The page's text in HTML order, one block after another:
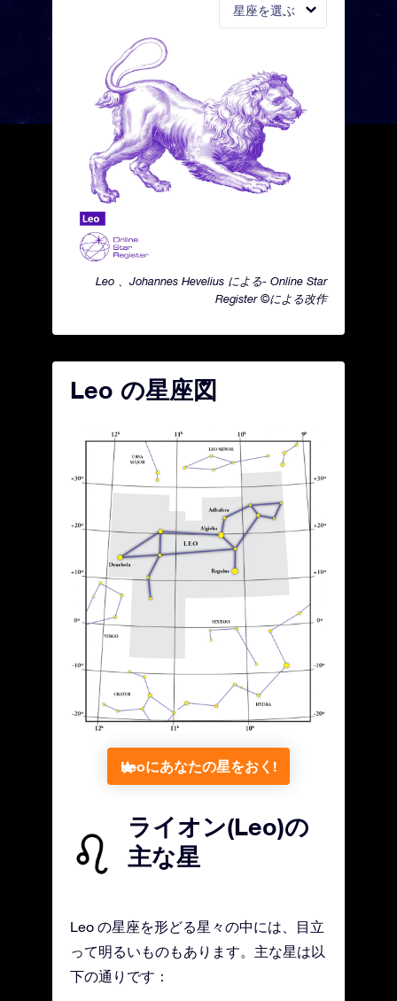
星座を選ぶ
Leo 、Johannes Hevelius による- Online Star
Register ©による改作
Leo の星座図
Leoにあなたの星をおく!
ライオン(Leo)の
主な星
Leo の星座を形どる星々の中には、目立
って明るいものもあります。主な星は以
下の通りです：